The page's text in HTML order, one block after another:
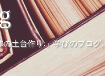
の土台作り.」学びのブログ